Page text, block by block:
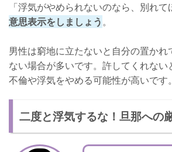
「浮気がやめられないのなら、別れて
意思表示をしましょう。
男性は窮地に立たないと自分の置かれ
ない場合が多いです。許してくれない
不倫や浮気をやめる可能性が高いです。
二度と浮気するな！旦那への